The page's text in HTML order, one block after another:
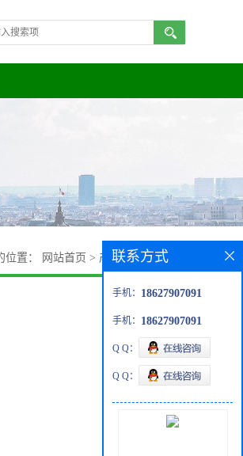
位置： 网站首页 > 产品展厅> 全氢苊
联系方式
手机： 18627907091
手机： 18627907091
Q Q：
Q Q：